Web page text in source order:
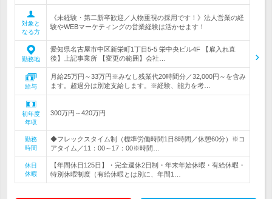
対象と
なる方
《未経験・第二新卒歓迎／人物重視の採用です！》法人営業の経
験やWEBマーケティングの営業経験は活かせます！
勤務地
愛知県名古屋市中区新栄町1丁目5-5 栄中央ビル4F 【雇入れ直
後】上記事業所 【変更の範囲】会社…
給与
月給25万円～33万円※みなし残業代20時間分／32,000円～を含み
ます。超過分は別途支給します。※経験、能力を考…
初年度
年収
300万円～420万円
勤務
時間
◆フレックスタイム制（標準労働時間1日8時間／休憩60分）※コ
アタイム／11：00～17：00※時間…
休日
休暇
【年間休日125日】・完全週休2日制・年末年始休暇・有給休暇・
特別休暇制度（有給休暇とは別に、年間1…